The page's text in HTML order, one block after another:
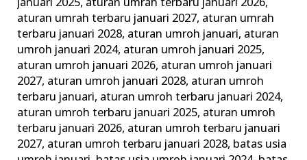
januari 2025, aturan umrah terbaru januari 2026,
aturan umrah terbaru januari 2027, aturan umrah
terbaru januari 2028, aturan umroh januari, aturan
umroh januari 2024, aturan umroh januari 2025,
aturan umroh januari 2026, aturan umroh januari
2027, aturan umroh januari 2028, aturan umroh
terbaru januari, aturan umroh terbaru januari 2024,
aturan umroh terbaru januari 2025, aturan umroh
terbaru januari 2026, aturan umroh terbaru januari
2027, aturan umroh terbaru januari 2028, batas usia
Keluarga
Madani